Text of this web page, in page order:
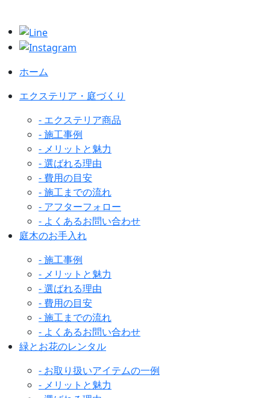
ホーム
エクステリア・庭づくり
- エクステリア商品
- 施工事例
- メリットと魅力
- 選ばれる理由
- 費用の目安
- 施工までの流れ
- アフターフォロー
- よくあるお問い合わせ
庭木のお手入れ
- 施工事例
- メリットと魅力
- 選ばれる理由
- 費用の目安
- 施工までの流れ
- よくあるお問い合わせ
緑とお花のレンタル
- お取り扱いアイテムの一例
- メリットと魅力